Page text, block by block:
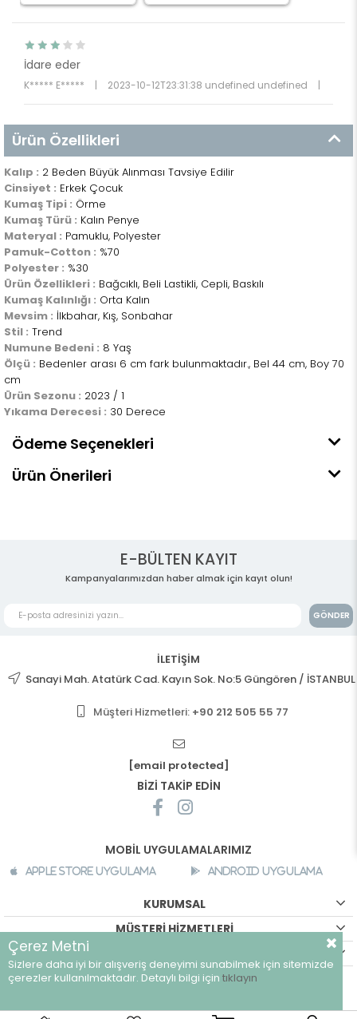
İdare eder
K***** E***** | 2023-10-12T23:31:38 undefined undefined |
Ürün Özellikleri
Kalıp : 2 Beden Büyük Alınması Tavsiye Edilir
Cinsiyet : Erkek Çocuk
Kumaş Tipi : Örme
Kumaş Türü : Kalın Penye
Materyal : Pamuklu, Polyester
Pamuk-Cotton : %70
Polyester : %30
Ürün Özellikleri : Bağcıklı, Beli Lastikli, Cepli, Baskılı
Kumaş Kalınlığı : Orta Kalın
Mevsim : İlkbahar, Kış, Sonbahar
Stil : Trend
Numune Bedeni : 8 Yaş
Ölçü : Bedenler arası 6 cm fark bulunmaktadır., Bel 44 cm, Boy 70
cm
Ürün Sezonu : 2023 / 1
Yıkama Derecesi : 30 Derece
Ödeme Seçenekleri
Ürün Önerileri
E-BÜLTEN KAYIT
Kampanyalarımızdan haber almak için kayıt olun!
GÖNDER
İLETİŞİM
Sanayi Mah. Atatürk Cad. Kayın Sok. No:5 Güngören / İSTANBUL
Müşteri Hizmetleri: +90 212 505 55 77
[email protected]
BİZİ TAKİP EDİN
MOBİL UYGULAMALARIMIZ
Apple Store Uygulama Android Uygulama
KURUMSAL
MÜŞTERİ HİZMETLERİ
©breeze.com.tr - Tüm hakları saklıdır.
Çerez Metni
Sizlere daha iyi bir alışveriş deneyimi sunabilmek için sitemizde
çerezler kullanılmaktadır. Detaylı bilgi için tıklayın